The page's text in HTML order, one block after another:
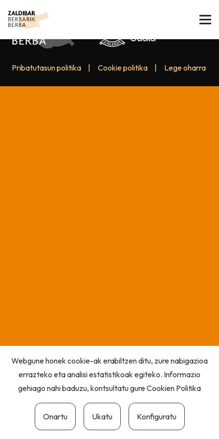
Pribatutasun politika Cookie politika Lege oharra
Webgune honek cookie-ak erabiltzen ditu, zure nabigazioa
errazteko eta analisi estatistikoak egiteko. Informazio
gehiago nahi baduzu, kontsultatu gureCookien Politika
Onartu Ukatu Konfiguratu